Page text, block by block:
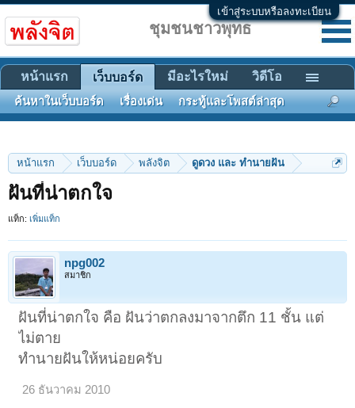
เข้าสู่ระบบหรือลงทะเบียน
หน้าแรก เว็บบอร์ด พลังจิต ดูดวง และ ทำนายฝัน
ฝันที่น่าตกใจ
แท็ก: เพิ่มแท็ก
npg002
สมาชิก
ฝันที่น่าตกใจ คือ ฝันว่าตกลงมาจากตึก 11 ชั้น แต่
ไม่ตาย
ทำนายฝันให้หน่อยครับ
26 ธันวาคม 2010
ชุมชนชาวพุทธ
หน้าแรก เว็บบอร์ด
ค้นหาในเว็บบอร์ด เรื่องเด่น กระทู้และโพสต์ล่าสุด
มีอะไรใหม่ วิดีโอ